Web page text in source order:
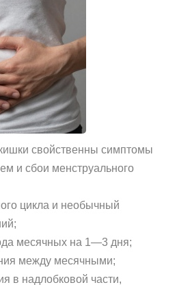
свойственны симптомы
и сбои менструального
цикла и необычный
месячных на 1—3 дня;
между месячными;
в надлобковой части,